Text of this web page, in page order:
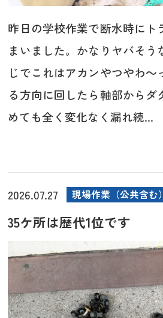
昨日の学校作業で断水時にト
まいました。かなりヤバそ
じでこれはアカンやつやわ～
る方向に回したら軸部からダ
めても全く変化なく漏れ続...
2026.07.27 現場作業（公共含む）
35ケ所は歴代1位です